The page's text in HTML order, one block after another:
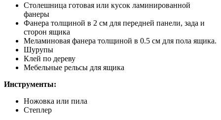
Столешница готовая или кусок ламинированной
фанеры
Фанера толщиной в 2 см для передней панели, зада и
сторон ящика
Меламиновая фанера толщиной в 0.5 см для пола ящика.
Шурупы
Клей по дереву
Мебельные рельсы для ящика
Инструменты:
Ножовка или пила
Степлер